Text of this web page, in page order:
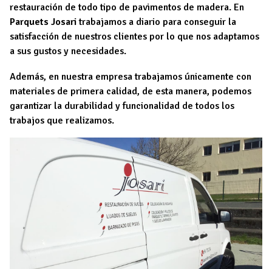
restauración de todo tipo de pavimentos de madera. En
Parquets Josaritrabajamos a diario para conseguir la
satisfacción de nuestros clientes por lo que nos adaptamos
a sus gustos y necesidades.
Además, en nuestra empresa trabajamos únicamente con
materiales de primera calidad, de esta manera, podemos
garantizar la durabilidad y funcionalidad de todos los
trabajos que realizamos.